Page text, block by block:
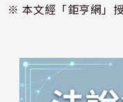
※ 本文經「鉅亨網」